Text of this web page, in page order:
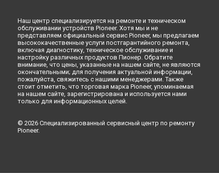
Наш центр специализируется на ремонте и техническом
обслуживании устройств Pioneer. Хотя мы и не
представляем официальный сервис Pioneer, мы предлагаем
высококачественные услуги постгарантийного ремонта,
включая диагностику, техническое обслуживание и
настройку различных продуктов Пионер. Обратите
внимание, что цены, указанные на нашем сайте, не являются
окончательными; для получения актуальной информации,
пожалуйста, свяжитесь с нашими менеджерами. Также
стоит отметить, что торговая марка Pioneer, упоминаемая
на нашем сайте, зарегистрирована и используется нами
только для информационных целей.
© 2026 Специализированный сервисный центр по ремонту
Pioneer.